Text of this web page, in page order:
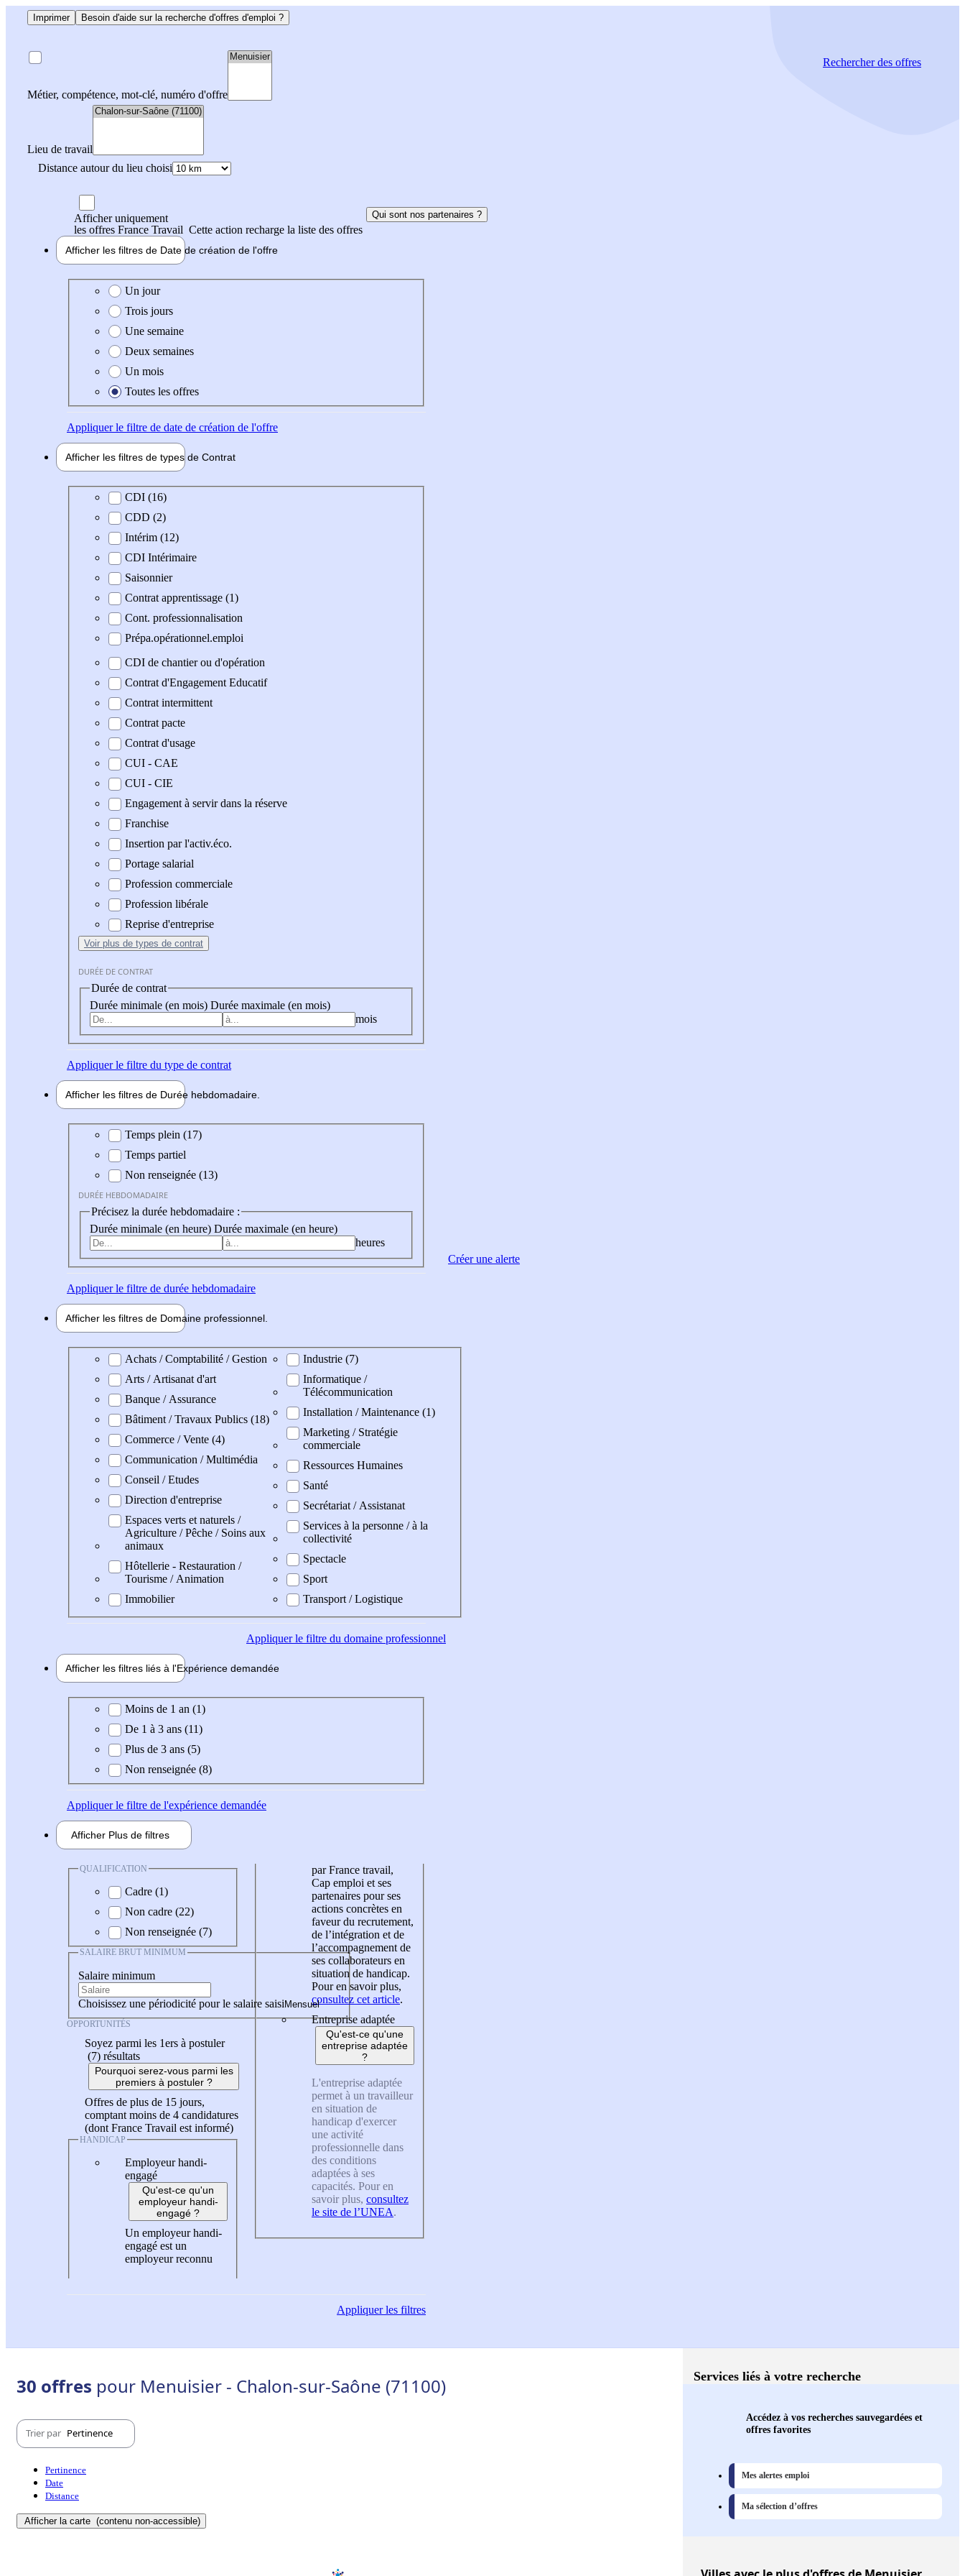
Imprimer Besoin d'aide sur la recherche d'offres d'emploi ?
Métier, compétence, mot-clé, numéro d'offre
Lieu de travail
Distance autour du lieu choisi
Rechercherdes offres
Afficher uniquement
les offres France Travail Cette action recharge la liste des offres
Qui sont nos partenaires ?
Afficher les filtres de Date de création de l'offre
Date de création de l'offre
Un jour
Trois jours
Une semaine
Deux semaines
Un mois
Toutes les offres
Appliquerle filtre de date de création de l'offre
Afficher les filtres de types de Contrat
Type de contratCDI (16)
CDD (2)
Intérim (12)
CDI Intérimaire
Saisonnier
Contrat apprentissage (1)
Cont. professionnalisation
Prépa.opérationnel.emploi
CDI de chantier ou d'opération
Contrat d'Engagement Educatif
Contrat intermittent
Contrat pacte
Contrat d'usage
CUI - CAE
CUI - CIE
Engagement à servir dans la réserve
Franchise
Insertion par l'activ.éco.
Portage salarial
Profession commerciale
Profession libérale
Reprise d'entreprise
Voir plus de types de contrat
DURÉE DE CONTRAT
Durée de contrat
Durée minimale (en mois) Durée maximale (en mois)
mois
Appliquerle filtre du type de contrat
Afficher les filtres de Durée hebdomadaire
Durée hebdomadaire
Temps plein (17)
Temps partiel
Non renseignée (13)
DURÉE HEBDOMADAIRE
Précisez la durée hebdomadaire :
Durée minimale (en heure) Durée maximale (en heure)
heures
Appliquerle filtre de durée hebdomadaire
Afficher les filtres de Domaine professionnel
Domaine professionel
Achats / Comptabilité / Gestion
Arts / Artisanat d'art
Banque / Assurance
Bâtiment / Travaux Publics (18)
Commerce / Vente (4)
Communication / Multimédia
Conseil / Etudes
Direction d'entreprise
Espaces verts et naturels /
Agriculture / Pêche / Soins aux
animaux
Hôtellerie - Restauration /
Tourisme / Animation
Immobilier
Industrie (7)
Informatique /
Télécommunication
Installation / Maintenance (1)
Marketing / Stratégie
commerciale
Ressources Humaines
Santé
Secrétariat / Assistanat
Services à la personne / à la
collectivité
Spectacle
Sport
Transport / Logistique
Appliquerle filtre du domaine professionnel
Afficher les filtres liés à l'Expérience demandée
Expérience demandée
Moins de 1 an (1)
De 1 à 3 ans (11)
Plus de 3 ans (5)
Non renseignée (8)
Appliquerle filtre de l'expérience demandée
Afficher Plus de filtres
QUALIFICATION
Cadre (1)
Non cadre (22)
Non renseignée (7)
SALAIRE BRUT MINIMUM
Salaire minimum
Choisissez une périodicité pour le salaire saisi
OPPORTUNITÉS
Soyez parmi les 1ers à postuler
(7) résultats
Pourquoi serez-vous parmi les
premiers à postuler ?
Offres de plus de 15 jours,
comptant moins de 4 candidatures
(dont France Travail est informé)
HANDICAP
Employeur handi-
engagé
Qu'est-ce qu'un
employeur handi-
engagé ?
Un employeur handi-
engagé est un
employeur reconnu
par France travail,
Cap emploi et ses
partenaires pour ses
actions concrètes en
faveur du recrutement,
de l’intégration et de
l’accompagnement de
ses collaborateurs en
situation de handicap.
Pour en savoir plus,
consultez cet article.
Entreprise adaptée
Qu'est-ce qu'une
entreprise adaptée
?
L'entreprise adaptée
permet à un travailleur
en situation de
handicap d'exercer
une activité
professionnelle dans
des conditions
adaptées à ses
capacités. Pour en
savoir plus, consultez
le site de l’UNEA.
Appliquerles filtres
Créer une alerte
30 offres pour Menuisier - Chalon-sur-Saône (71100)
Trier par Pertinence
Pertinence
Date
Distance
Afficher la carte (contenu non-accessible)
Services liés à votre recherche
Accédez à vos recherches sauvegardées et
offres favorites
Mes alertes emploi
Ma sélection d’offres